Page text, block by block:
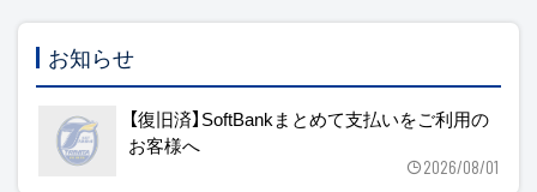
お知らせ
【復旧済】SoftBankまとめて支払いをご利用の
お客様へ
2026/08/01